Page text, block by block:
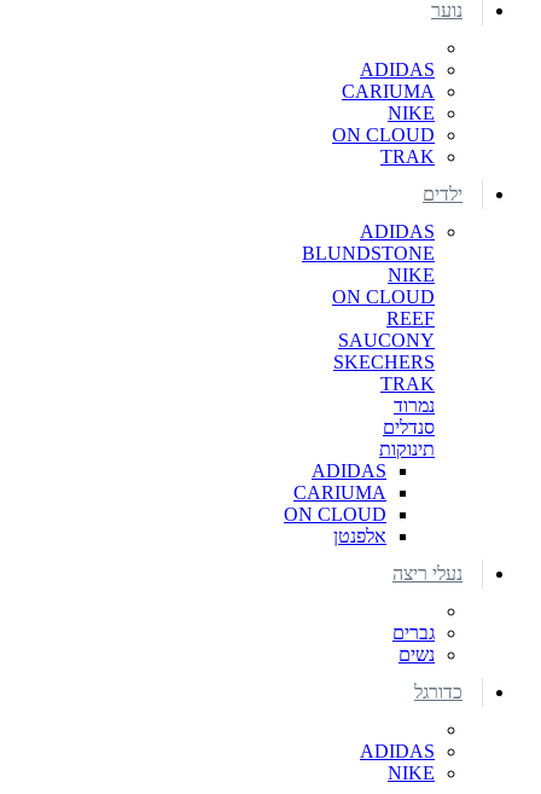
נוער
ADIDAS
CARIUMA
NIKE
ON CLOUD
TRAK
ילדים
ADIDAS
BLUNDSTONE
NIKE
ON CLOUD
REEF
SAUCONY
SKECHERS
TRAK
נמרוד
סנדלים
תינוקות
ADIDAS
CARIUMA
ON CLOUD
אלפנטן
נעלי ריצה
גברים
נשים
כדורגל
ADIDAS
NIKE